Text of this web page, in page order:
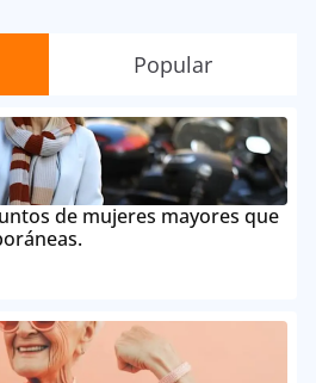
Popular
de mujeres mayores que